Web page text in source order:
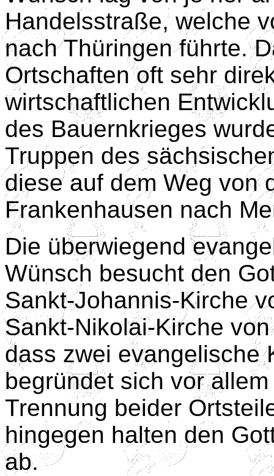
Handelsstraße, welche
nach Thüringen führte.
Ortschaften oft sehr
wirtschaftlichen
des Bauernkrieges
Truppen des
diese auf dem Weg von
Frankenhausen nach
Die überwiegend
Wünsch besucht den
Sankt-Johannis-Kirche
Sankt-Nikolai-Kirche
dass zwei evangelische
begründet sich vor
Trennung beider
hingegen halten den
ab.